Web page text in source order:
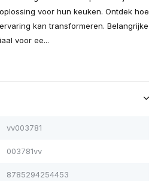
voor hun keuken. Ontdek hoe
kan transformeren. Belangrijke
voor ee...
vv003781
003781vv
8785294254453